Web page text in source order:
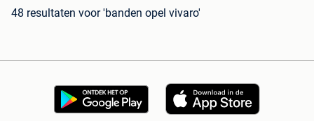
48 resultaten voor 'banden opel vivaro'